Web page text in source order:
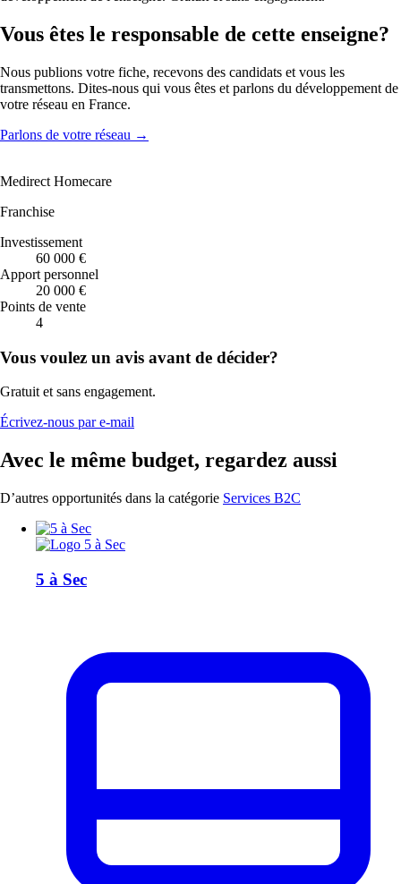
Vous êtes le responsable de cette enseigne?
Nous publions votre fiche, recevons des candidats et vous les
transmettons. Dites-nous qui vous êtes et parlons du développement de
votre réseau en France.
Parlons de votre réseau →
Medirect Homecare
Franchise
Investissement
60 000 €
Apport personnel
20 000 €
Points de vente
4
Vous voulez un avis avant de décider?
Gratuit et sans engagement.
Écrivez-nous par e-mail
Avec le même budget, regardez aussi
D’autres opportunités dans la catégorie Services B2C
5 à Sec